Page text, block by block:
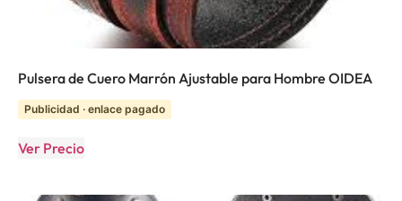
Pulsera de Cuero Marrón Ajustable para Hombre OIDEA
Publicidad · enlace pagado
Ver Precio